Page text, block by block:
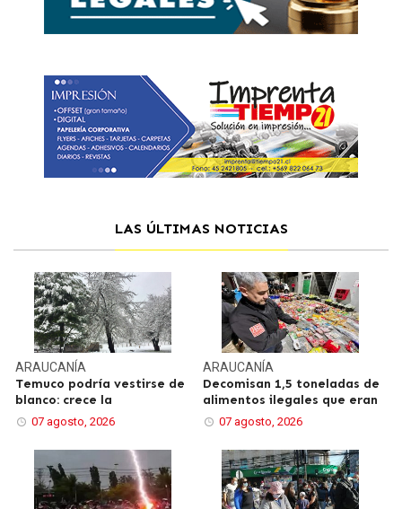
LAS ÚLTIMAS NOTICIAS
ARAUCANÍA
Temuco podría vestirse de
blanco: crece la
07 agosto, 2026
ARAUCANÍA
Decomisan 1,5 toneladas de
alimentos ilegales que eran
07 agosto, 2026